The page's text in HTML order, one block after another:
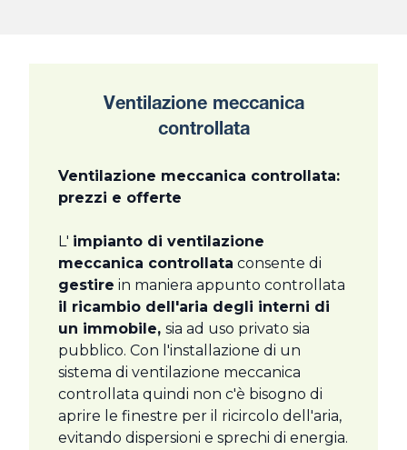
Ventilazione meccanica
controllata
Ventilazione meccanica controllata:
prezzi e offerte
L' impianto di ventilazione
meccanica controllata consente di
gestire in maniera appunto controllata
il ricambio dell'aria degli interni di
un immobile, sia ad uso privato sia
pubblico. Con l'installazione di un
sistema di ventilazione meccanica
controllata quindi non c'è bisogno di
aprire le finestre per il ricircolo dell'aria,
evitando dispersioni e sprechi di energia.